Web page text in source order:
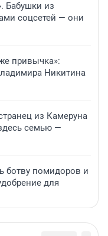
Бабушки из
соцсетей — они
привычка»:
Никитина
из Камеруна
семью —
ботву помидоров и
для